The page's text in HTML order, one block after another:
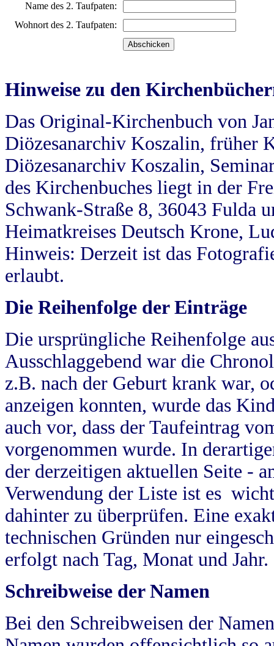
Name des 2. Taufpaten:
Wohnort des 2. Taufpaten:
Hinweise zu den
Das Original-Kirchenbuch von
Diözesanarchiv Koszalin, früher
Diözesanarchiv Koszalin,
des Kirchenbuches liegt in der
Schwank-Straße 8, 36043 Fulda
Heimatkreises Deutsch Krone,
Hinweis: Derzeit ist das
erlaubt.
Die Reihenfolge der Einträge
Die ursprüngliche Reihenfolge
Ausschlaggebend war die
z.B. nach der Geburt krank war,
anzeigen konnten, wurde das
auch vor, dass der Taufeintrag
vorgenommen wurde. In
der derzeitigen aktuellen Seite -
Verwendung der Liste ist es
dahinter zu überprüfen. Eine
technischen Gründen nur
erfolgt nach Tag, Monat und Jahr.
Schreibweise der Namen
Bei den Schreibweisen der